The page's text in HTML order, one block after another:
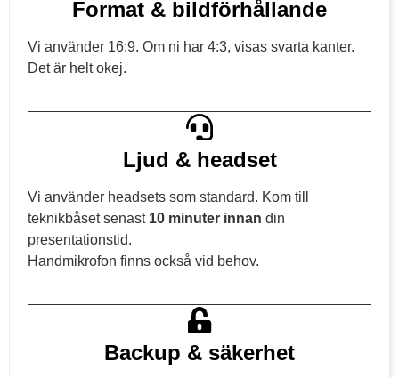
Format & bildförhållande
Vi använder 16:9. Om ni har 4:3, visas svarta kanter.
Det är helt okej.
Ljud & headset
Vi använder headsets som standard. Kom till
teknikbåset senast 10 minuter innan din
presentationstid.
Handmikrofon finns också vid behov.
Backup & säkerhet